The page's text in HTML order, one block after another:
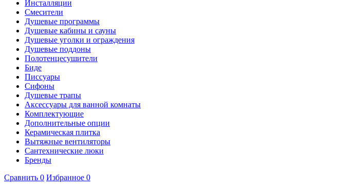
Инсталляции
Смесители
Душевые программы
Душевые кабины и сауны
Душевые уголки и ограждения
Душевые поддоны
Полотенцесушители
Биде
Писсуары
Сифоны
Душевые трапы
Аксессуары для ванной комнаты
Комплектующие
Дополнительные опции
Керамическая плитка
Вытяжные вентиляторы
Сантехнические люки
Бренды
Сравнить 0 Избранное 0